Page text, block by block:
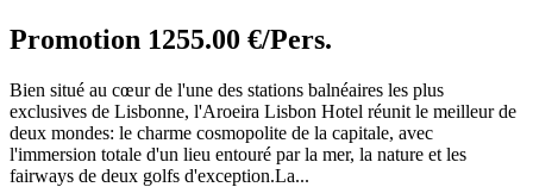
Promotion 1255.00 €/Pers.
Bien situé au cœur de l'une des stations balnéaires les plus
exclusives de Lisbonne, l'Aroeira Lisbon Hotel réunit le meilleur de
deux mondes: le charme cosmopolite de la capitale, avec
l'immersion totale d'un lieu entouré par la mer, la nature et les
fairways de deux golfs d'exception.La...